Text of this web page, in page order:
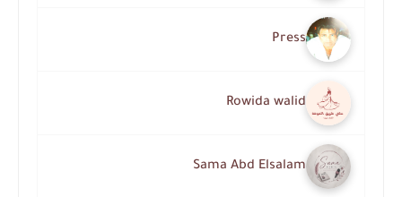
Press
Rowida walid
Sama Abd Elsalam